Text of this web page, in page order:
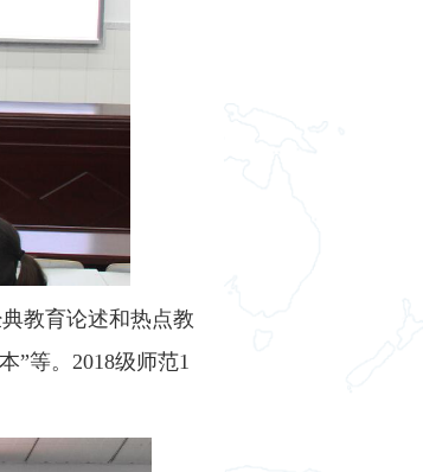
教育论述和热点教
”等。2018级师范1